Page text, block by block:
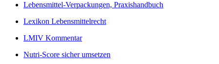
Lebensmittel-Verpackungen, Praxishandbuch
Lexikon Lebensmittelrecht
LMIV Kommentar
Nutri-Score sicher umsetzen